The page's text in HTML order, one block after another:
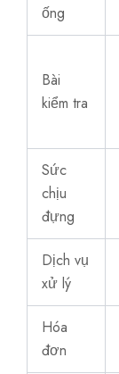
ống
Bài
kiểm tra
Sức
chịu
đựng
Dịch vụ
xử lý
Hóa
đơn